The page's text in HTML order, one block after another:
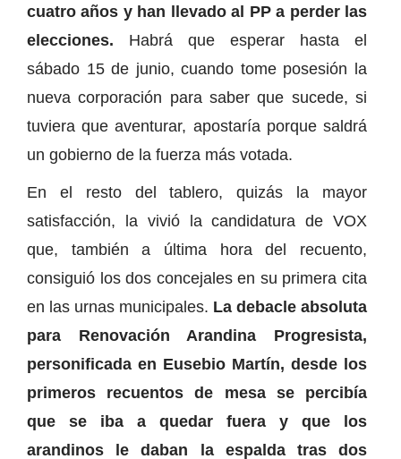
cuatro años y han llevado al PP a perder las
elecciones. Habrá que esperar hasta el
sábado 15 de junio, cuando tome posesión la
nueva corporación para saber que sucede, si
tuviera que aventurar, apostaría porque saldrá
un gobierno de la fuerza más votada.
En el resto del tablero, quizás la mayor
satisfacción, la vivió la candidatura de VOX
que, también a última hora del recuento,
consiguió los dos concejales en su primera cita
en las urnas municipales. La debacle absoluta
para Renovación Arandina Progresista,
personificada en Eusebio Martín, desde los
primeros recuentos de mesa se percibía
que se iba a quedar fuera y que los
arandinos le daban la espalda tras dos